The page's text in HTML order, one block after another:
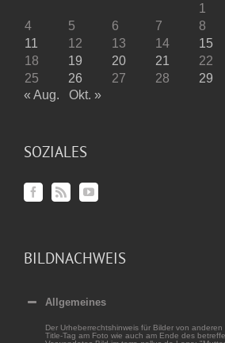
1
4
5 6 7 8
11
12 13 14 15
18
19 20 21 22
25
26 27 28 29
« Aug.
Okt. »
SOZIALES
BILDNACHWEIS
Allgemeines
Der Urheberrechtshinweis für Bilder von
Title-Tag am Foto wie auch am Ende des